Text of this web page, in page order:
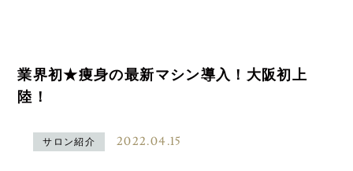
業界初★痩身の最新マシン導入！大阪初上
陸！
サロン紹介 2022.04.15